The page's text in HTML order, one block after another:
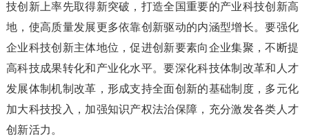
技创新上率先取得新突破，打造全国重要的产业科技创新高
地，使高质量发展更多依靠创新驱动的内涵型增长。要强化
企业科技创新主体地位，促进创新要素向企业集聚，不断提
高科技成果转化和产业化水平。要深化科技体制改革和人才
发展体制机制改革，形成支持全面创新的基础制度，多元化
加大科技投入，加强知识产权法治保障，充分激发各类人才
创新活力。